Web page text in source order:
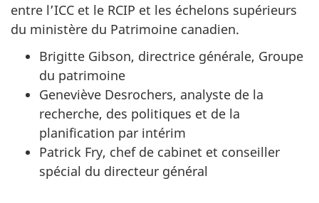
entre l’ICC et le RCIP et les échelons supérieurs
du ministère du Patrimoine canadien.
Brigitte Gibson, directrice générale, Groupe
du patrimoine
Geneviève Desrochers, analyste de la
recherche, des politiques et de la
planification par intérim
Patrick Fry, chef de cabinet et conseiller
spécial du directeur général